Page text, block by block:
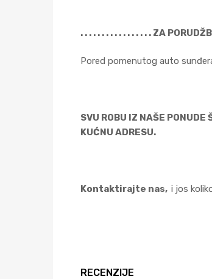
. . . . . . . . . . . . . . . . . ZA
Pored pomenutog auto
SVU ROBU IZ NAŠE
KUĆNU ADRESU.
Kontaktirajte nas, i jos
RECENZIJE